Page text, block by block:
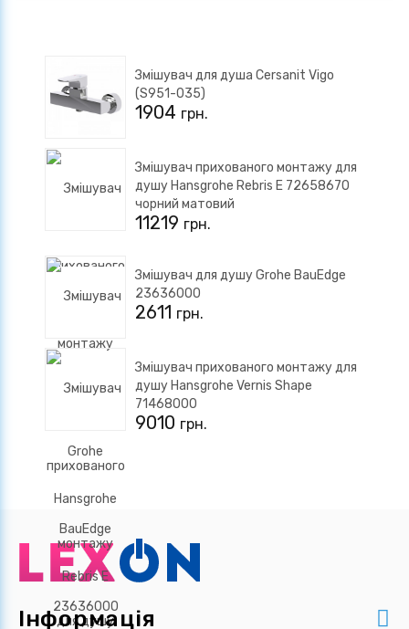
Змішувач для душа Cersanit Vigo
(S951-035)
1904 грн.
Змішувач прихованого монтажу для
душу Hansgrohe Rebris E 72658670
чорний матовий
11219 грн.
Змішувач для душу Grohe BauEdge
23636000
2611 грн.
Змішувач прихованого монтажу для
душу Hansgrohe Vernis Shape
71468000
9010 грн.
Інформація